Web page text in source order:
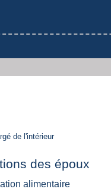
de l'intérieur
des époux
alimentaire